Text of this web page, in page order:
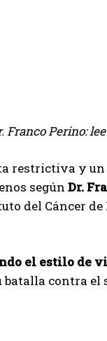
Franco Perino:
restrictiva y
según Dr.
del Cáncer
el estilo de
contra el